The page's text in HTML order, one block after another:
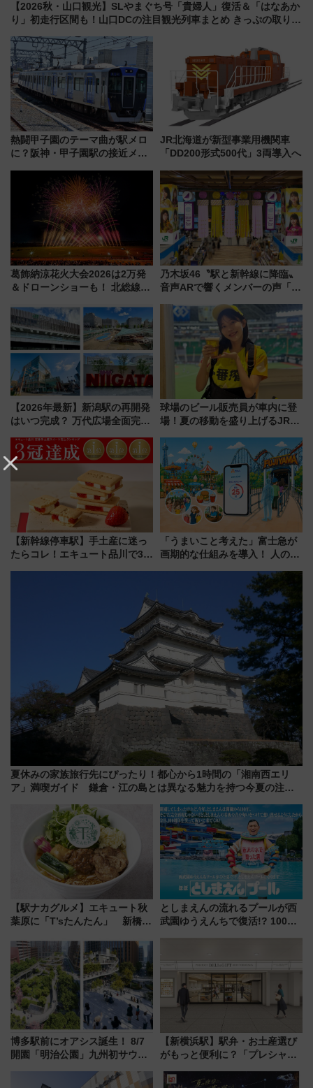
【2026秋・山口観光】SLやまぐち号「貴婦人」復活＆「はなあか
り」初走行区間も！山口DCの注目観光列車まとめ きっぷの取り方
熱闘甲子園のテーマ曲が駅メロ
に？阪神・甲子園駅の接近メロ
谷実アレンジの特別仕様へ、8月
5日始発から
JR北海道が新型事業用機関車
「DD200形式500代」3両導入へ
葛飾納涼花火大会2026は2万発
＆ドローンショーも！ 北総線を
車、観覧スポット情報と周辺観
光まとめ（7/28開催）
乃木坂46〝駅と新幹線に降臨〟
音声ARで響くメンバーの声「真
【2026年最新】新潟駅の再開発
はいつ完成？ 万代広場全面完成
開発、バスタ新潟構想まで徹底
解説！
球場のビール販売員が車内に登
場！夏の移動を盛り上げるJR九
月7日限定 ソフトバンクホーク
スとコラボ
【新幹線停車駅】手土産に迷っ
たらコレ！エキュート品川で3年
「うまいこと考えた」富士急が
画期的な仕組みを導入！ 人のか
夏休みの家族旅行先にぴったり！都心から1時間の「湘南西エリ
ア」満喫ガイド 鎌倉・江の島とは異なる魅力を持つ今夏の注目
【駅ナカグルメ】エキュート秋
葉原に「T’sたんたん」 新橋に
饅」、オムライス専門店「肉と
たまご」新グルメ続々登場！
【2026年8月】
としまえんの流れるプールが西
武園ゆうえんちで復活!? 100周
博多駅前にオアシス誕生！ 8/7
開園「明治公園」九州初サウナ
品グルメ登場で駅前の過ごし方
【新横浜駅】駅弁・お土産選び
がもっと便利に？「プレシャス
ン 場所や営業時間・限定弁当